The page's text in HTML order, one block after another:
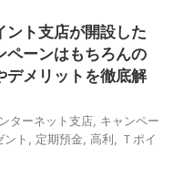
ント支店が開設した
ペーンはもちろんの
デメリットを徹底解
ターネット支店 キャンペー
ント 定期預金 高利
Ｔポイ